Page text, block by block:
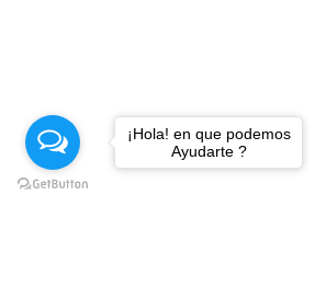
¡Hola! en que podemos
Ayudarte ?